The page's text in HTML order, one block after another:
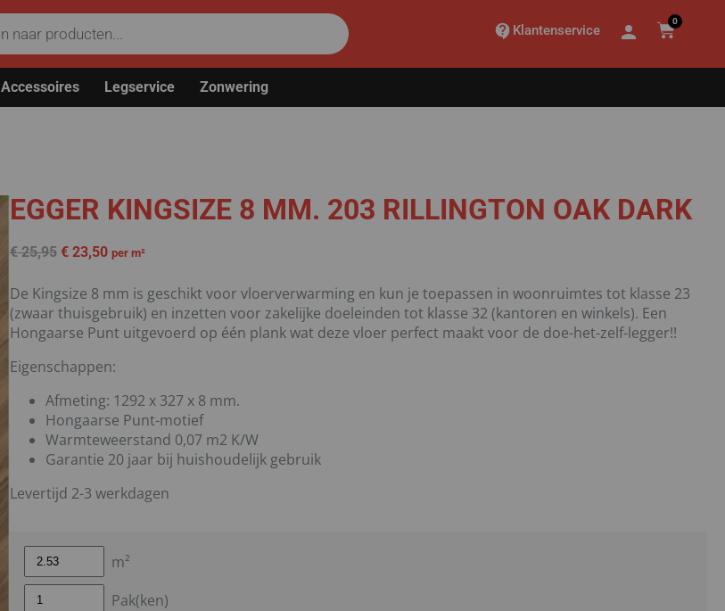
Klantenservice
0
Accessoires Legservice Zonwering
EGGER KINGSIZE 8 MM. 203 RILLINGTON OAK DARK
€25,95 €23,50 per m²
De Kingsize 8 mm is geschikt voor vloerverwarming en kun je toepassen in woonruimtes tot klasse 23
(zwaar thuisgebruik) en inzetten voor zakelijke doeleinden tot klasse 32 (kantoren en winkels). Een
Hongaarse Punt uitgevoerd op één plank wat deze vloer perfect maakt voor de doe-het-zelf-legger!!
Eigenschappen:
Afmeting: 1292 x 327 x 8 mm.
Hongaarse Punt-motief
Warmteweerstand 0,07 m2 K/W
Garantie 20 jaar bij huishoudelijk gebruik
Levertijd 2-3 werkdagen
m²
Pak(ken)